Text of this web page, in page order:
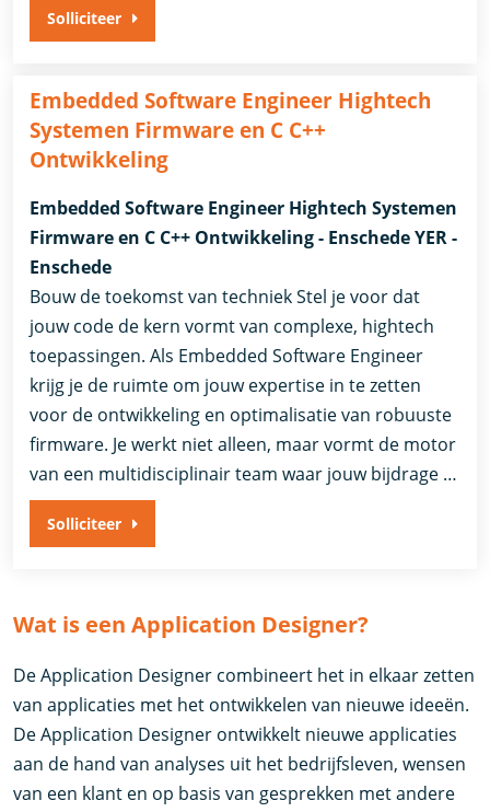
Solliciteer
Embedded Software Engineer Hightech
Systemen Firmware en C C++
Ontwikkeling
Embedded Software Engineer Hightech Systemen
Firmware en C C++ Ontwikkeling - Enschede YER -
Enschede
Bouw de toekomst van techniek Stel je voor dat
jouw code de kern vormt van complexe, hightech
toepassingen. Als Embedded Software Engineer
krijg je de ruimte om jouw expertise in te zetten
voor de ontwikkeling en optimalisatie van robuuste
firmware. Je werkt niet alleen, maar vormt de motor
van een multidisciplinair team waar jouw bijdrage …
Solliciteer
Wat is een Application Designer?
De Application Designer combineert het in elkaar zetten
van applicaties met het ontwikkelen van nieuwe ideeën.
De Application Designer ontwikkelt nieuwe applicaties
aan de hand van analyses uit het bedrijfsleven, wensen
van een klant en op basis van gesprekken met andere